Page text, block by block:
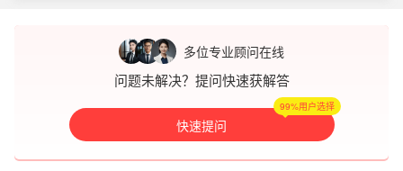
多位专业顾问在线
问题未解决？提问快速获解答
快速提问
99%用户选择